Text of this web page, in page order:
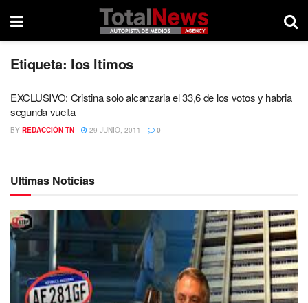
Etiqueta: los ltimos
EXCLUSIVO: Cristina solo alcanzaria el 33,6 de los votos y habria
segunda vuelta
BY REDACCIÓN TN 29 JUNIO, 2011 0
Ultimas Noticias